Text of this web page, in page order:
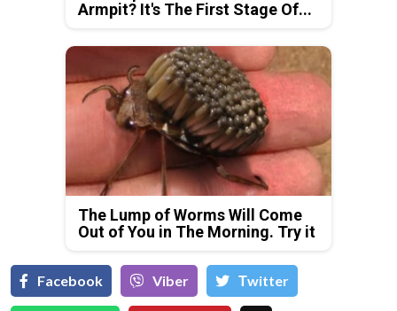
Armpit? It's The First Stage Of...
The Lump of Worms Will Come
Out of You in The Morning. Try it
Facebook Viber Тwitter